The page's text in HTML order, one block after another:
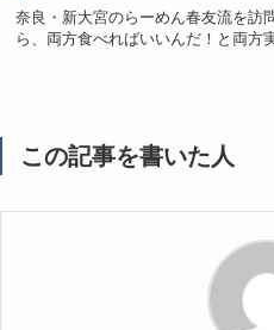
奈良・新大宮のらーめん春友流を訪
ら、両方食べればいいんだ！と両方
この記事を書いた人